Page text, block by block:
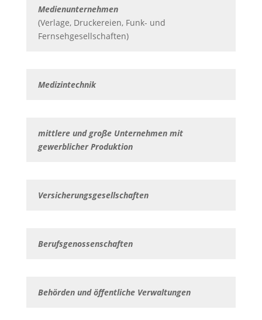
Medienunternehmen
(Verlage, Druckereien, Funk- und
Fernsehgesellschaften)
Medizintechnik
mittlere und große Unternehmen mit
gewerblicher Produktion
Versicherungsgesellschaften
Berufsgenossenschaften
Behörden und öffentliche Verwaltungen